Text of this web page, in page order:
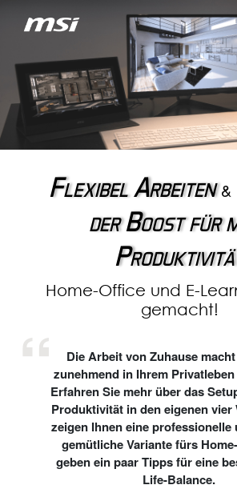
Flexibel Arbeiten&
der Boost für
Home-Office und E-
gemacht!
Die Arbeit von Zuhause
zunehmend in Ihrem
Erfahren Sie mehr über das
Produktivität in den eigenen vier
zeigen Ihnen eine professionelle
gemütliche Variante fürs
geben ein paar Tipps für eine
Life-Balance.